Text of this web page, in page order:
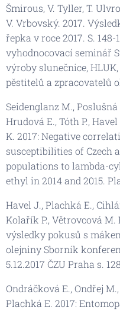
Šmirous, V. Tyller, T.
V. Vrbovský. 2017.
řepka v roce 2017. S.
vyhodnocovací seminář
výroby slunečnice, HLUK,
pěstitelů a zpracovatelů
Seidenglanz M.,
Hrudová E., Tóth P.,
K. 2017: Negative
susceptibilities of Czech
populations to lambda-
ethyl in 2014 and 2015.
Havel J., Plachká E.,
Kolařík P., Větrovcová M.
výsledky pokusů s
olejniny Sborník
5.12.2017 ČZU Praha s.
Ondráčková E., Ondřej
Plachká E. 2017: